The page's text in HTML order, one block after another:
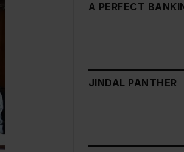
A PERFECT
JINDAL PANTHER